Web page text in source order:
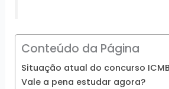
Conteúdo da Página
Situação atual do concurso
Vale a pena estudar agora?